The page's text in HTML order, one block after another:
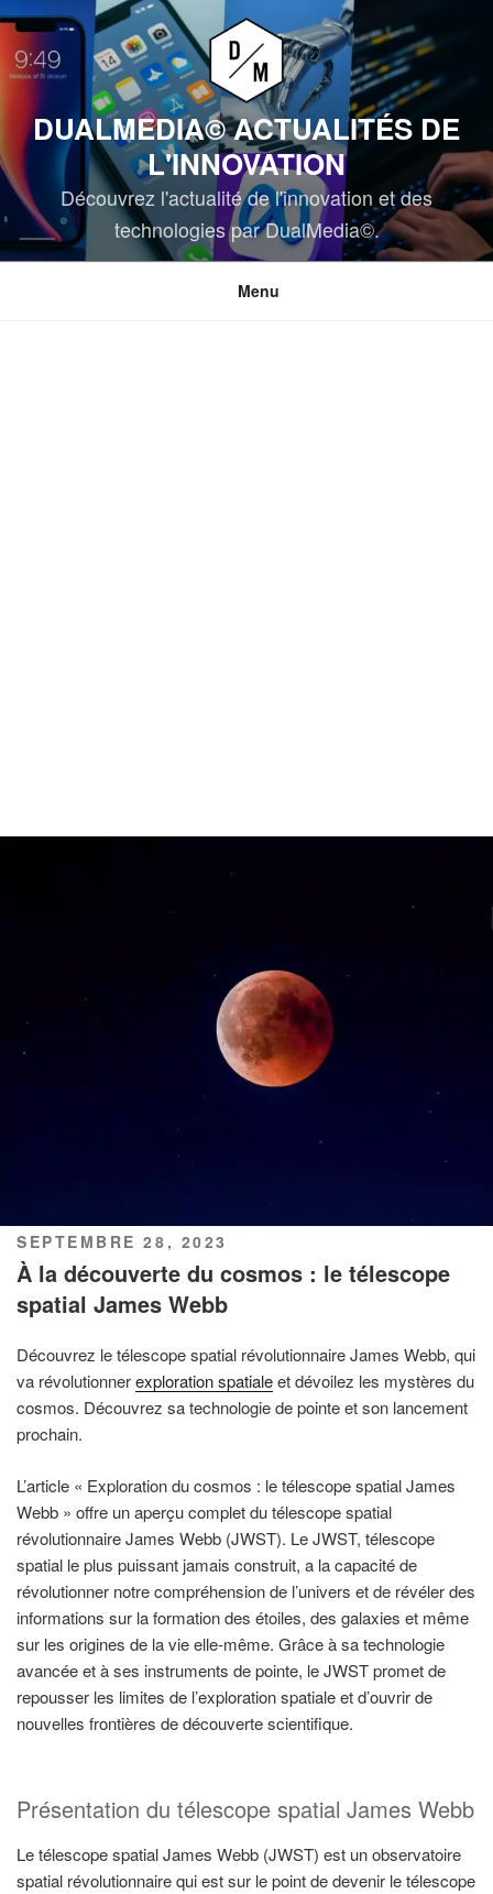
Aller
au
contenu
DUALMEDIA© ACTUALITÉS DE
L'INNOVATION
Découvrez l'actualité de l'innovation et des
technologies par DualMedia©.
Menu
PUBLIÉ
LE
SEPTEMBRE 28, 2023
À la découverte du cosmos : le télescope
spatial James Webb
Découvrez le télescope spatial révolutionnaire James Webb, qui
va révolutionnerexploration spatialeet dévoilez les mystères du
cosmos. Découvrez sa technologie de pointe et son lancement
prochain.
L’article « Exploration du cosmos : le télescope spatial James
Webb » offre un aperçu complet du télescope spatial
révolutionnaire James Webb (JWST). Le JWST, télescope
spatial le plus puissant jamais construit, a la capacité de
révolutionner notre compréhension de l’univers et de révéler des
informations sur la formation des étoiles, des galaxies et même
sur les origines de la vie elle-même. Grâce à sa technologie
avancée et à ses instruments de pointe, le JWST promet de
repousser les limites de l’exploration spatiale et d’ouvrir de
nouvelles frontières de découverte scientifique.
Présentation du télescope spatial James Webb
Le télescope spatial James Webb (JWST) est un observatoire
spatial révolutionnaire qui est sur le point de devenir le télescope